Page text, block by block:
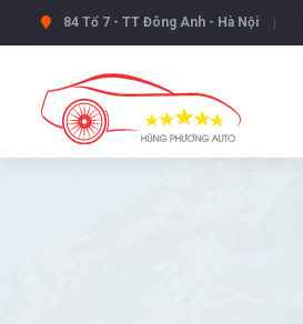
84 Tổ 7 - TT Đông Anh - Hà Nội